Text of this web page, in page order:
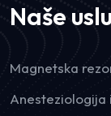
Naše
Magnetska
Anesteziologija